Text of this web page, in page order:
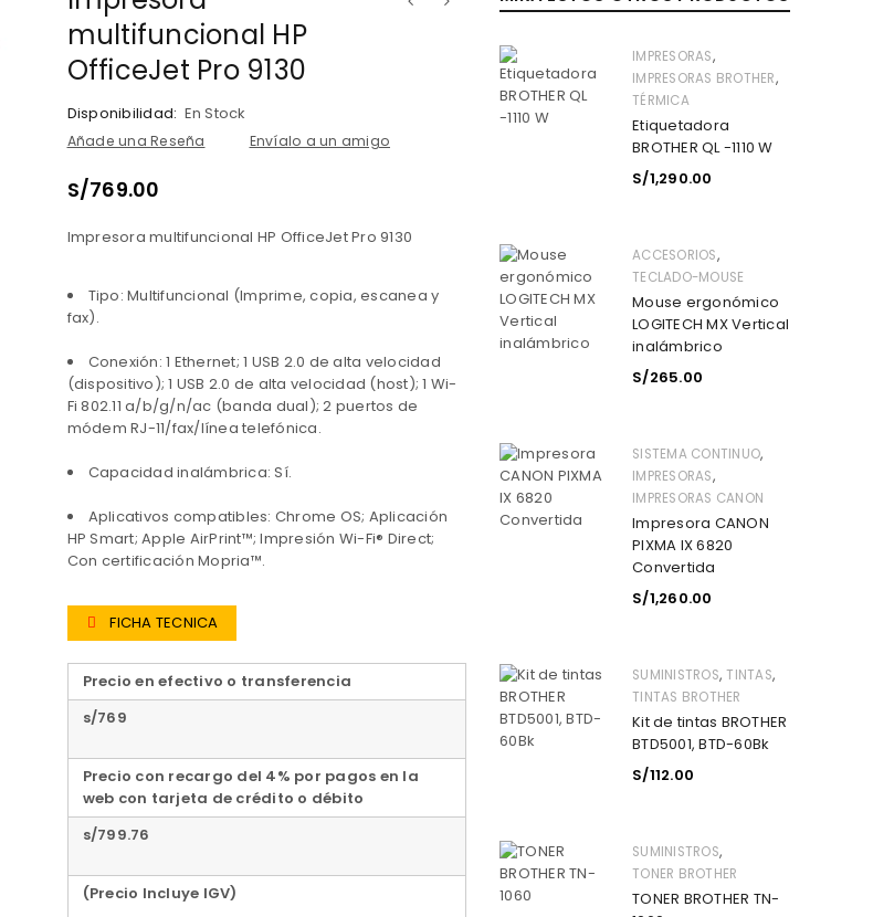
multifuncional HP
OfficeJet Pro 9130
Disponibilidad: En Stock
Añade una Reseña Envíalo a un amigo
S/769.00
Impresora multifuncional HP OfficeJet Pro 9130
Tipo: Multifuncional (Imprime, copia, escanea y
fax).
Conexión: 1 Ethernet; 1 USB 2.0 de alta velocidad
(dispositivo); 1 USB 2.0 de alta velocidad (host); 1 Wi-
Fi 802.11 a/b/g/n/ac (banda dual); 2 puertos de
módem RJ-11/fax/línea telefónica.
Capacidad inalámbrica: Sí.
Aplicativos compatibles: Chrome OS; Aplicación
HP Smart; Apple AirPrint™; Impresión Wi-Fi® Direct;
Con certificación Mopria™.
FICHA TECNICA
Precio en efectivo o transferencia
s/769
Precio con recargo del 4% por pagos en la
web con tarjeta de crédito o débito
s/799.76
(Precio Incluye IGV)
IMPRESORAS,
IMPRESORAS BROTHER,
TÉRMICA
Etiquetadora
BROTHER QL -1110 W
S/1,290.00
ACCESORIOS,
TECLADO-MOUSE
Mouse ergonómico
LOGITECH MX Vertical
inalámbrico
S/265.00
SISTEMA CONTINUO,
IMPRESORAS,
IMPRESORAS CANON
Impresora CANON
PIXMA IX 6820
Convertida
S/1,260.00
SUMINISTROS,TINTAS,
TINTAS BROTHER
Kit de tintas BROTHER
BTD5001, BTD-60Bk
S/112.00
SUMINISTROS,
TONER BROTHER
TONER BROTHER TN-